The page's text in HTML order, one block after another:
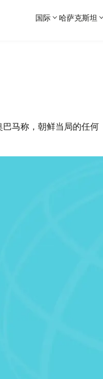
国际 哈萨克斯坦
马称，朝鲜当局的任何